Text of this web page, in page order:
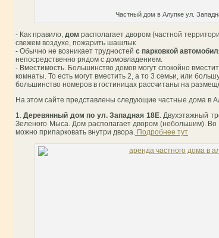
Частный дом в Алупке ул.
- Как правило, дом располагает двором (частной
свежем воздухе, пожарить шашлык
- Обычно не возникает трудностей с парковкой
непосредственно рядом с домовладением.
- Вместимость. Большинство домов могут спокойно
комнаты. То есть могут вместить 2, а то 3 семьи, или
большинство номеров в гостиницах рассчитаны на
На этом сайте представлены следующие частные дома в
1.Деревянный дом по ул. Западная 18Е. Двухэтажный
Зеленого Мыса. Дом располагает двором (небольшим).
можно припарковать внутри двора. Подробнее тут